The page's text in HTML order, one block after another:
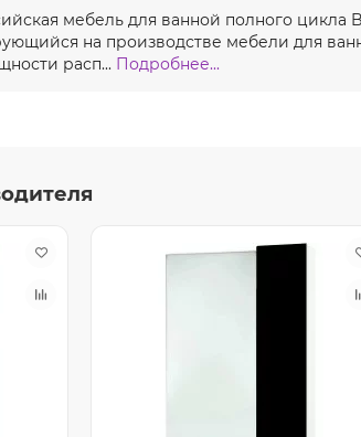
мебель для ванной полного
на производстве мебели для
расп... Подробнее...